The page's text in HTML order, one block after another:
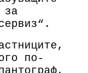
за
по-